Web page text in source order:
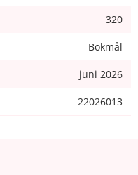
320
Bokmål
juni 2026
22026013